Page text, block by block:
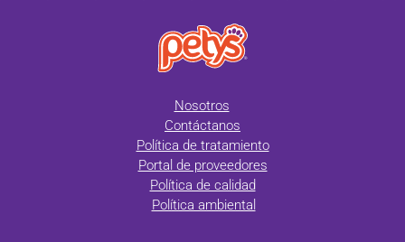
Nosotros
Contáctanos
Política de tratamiento
Portal de proveedores
Política de calidad
Política ambiental